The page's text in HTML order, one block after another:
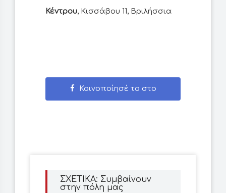
Κέντρου, Κισσάβου 11, Βριλήσσια
Κοινοποίησέ το στο
ΣΧΕΤΙΚΑ: Συμβαίνουν
στην πόλη μας